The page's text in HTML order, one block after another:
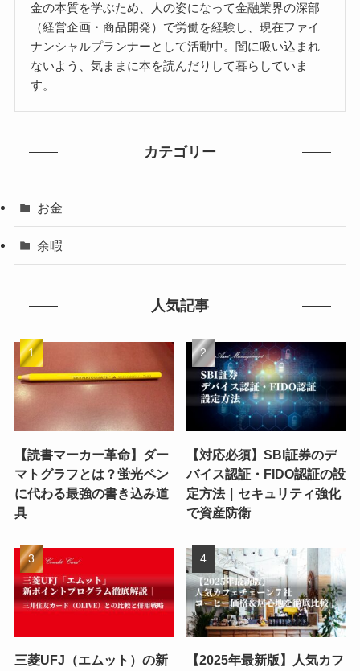
金の本質を学ぶため、人の姿になって金融業界の深部
（経営企画・商品開発）で労働を経験し、現在ファイ
ナンシャルプランナーとして活動中。闇に吸い込まれ
ないよう、気ままに本を読んだりして暮らしていま
す。
カテゴリー
お金
余暇
人気記事
【読書マーカー革命】ダー
マトグラフとは？蛍光ペン
に代わる最強の書き込み道
具
【対応必須】SBI証券のデ
バイス認証・FIDO認証の設
定方法｜セキュリティ強化
で資産防衛
三菱UFJ（エムット）の新
【2025年最新版】人気カフ